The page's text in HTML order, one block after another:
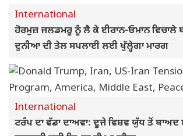
International
ਹੋਰਮੁਜ਼ ਜਲਡਮਰੂ ਨੂੰ ਲੈ ਕੇ ਈਰਾਨ-ਓਮਾਨ ਵਿਚਾਲੇ
ਦੁਨੀਆ ਦੀ ਤੇਲ ਸਪਲਾਈ ਲਈ ਖੁੱਲ੍ਹੇਗਾ ਮਾਰਗ
International
ਟਰੰਪ ਦਾ ਵੱਡਾ ਦਾਅਵਾ: ਦੂਜੇ ਵਿਸ਼ਵ ਯੁੱਧ ਤੋਂ ਬਾਅਦ